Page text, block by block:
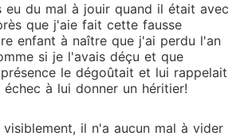
eu du mal à jouir quand il était avec
que j'aie fait cette fausse
enfant à naître que j'ai perdu l'an
si je l'avais déçu et que
le dégoûtait et lui rappelait
échec à lui donner un héritier!
visiblement, il n'a aucun mal à vider